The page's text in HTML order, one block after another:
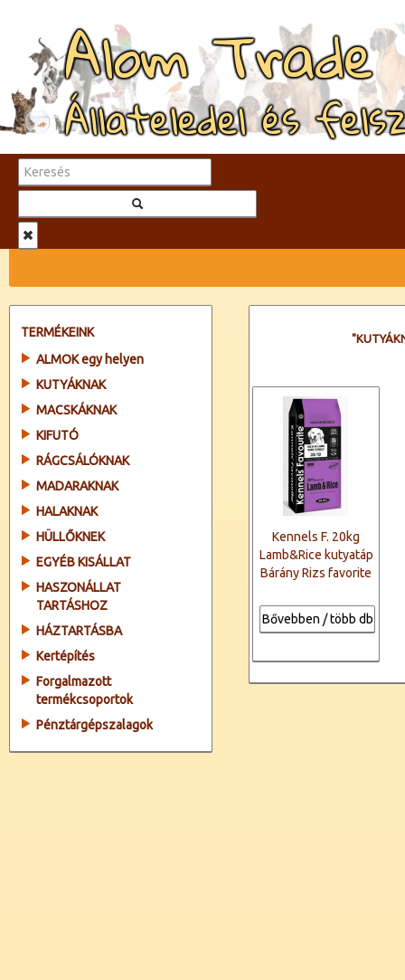
Alom Trade
Állateledel és
TERMÉKEINK
ALMOK egy helyen
KUTYÁKNAK
MACSKÁKNAK
KIFUTÓ
RÁGCSÁLÓKNAK
MADARAKNAK
HALAKNAK
HÜLLŐKNEK
EGYÉB KISÁLLAT
HASZONÁLLAT
TARTÁSHOZ
HÁZTARTÁSBA
Kertépítés
Forgalmazott
termékcsoportok
Pénztárgépszalagok
Kennels F. 20kg
Lamb&Rice kutyatáp
Bárány Rizs favorite
Bővebben / több db